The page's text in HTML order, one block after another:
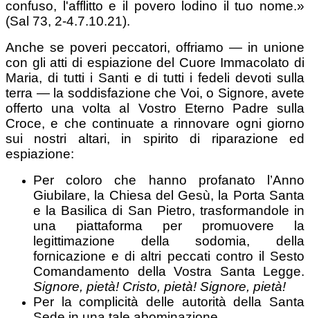
confuso, l'afflitto e il povero lodino il tuo nome.»
(Sal 73, 2-4.7.10.21).
Anche se poveri peccatori, offriamo — in unione
con gli atti di espiazione del Cuore Immacolato di
Maria, di tutti i Santi e di tutti i fedeli devoti sulla
terra — la soddisfazione che Voi, o Signore, avete
offerto una volta al Vostro Eterno Padre sulla
Croce, e che continuate a rinnovare ogni giorno
sui nostri altari, in spirito di riparazione ed
espiazione:
Per coloro che hanno profanato l’Anno
Giubilare, la Chiesa del Gesù, la Porta Santa
e la Basilica di San Pietro, trasformandole in
una piattaforma per promuovere la
legittimazione della sodomia, della
fornicazione e di altri peccati contro il Sesto
Comandamento della Vostra Santa Legge.
Signore, pietà! Cristo, pietà! Signore, pietà!
Per la complicità delle autorità della Santa